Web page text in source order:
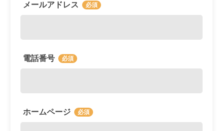
メールアドレス
電話番号
ホームページ